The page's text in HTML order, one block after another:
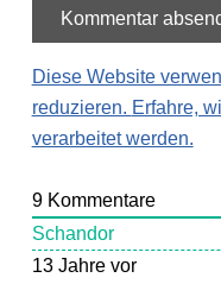
Diese Website
reduzieren. Erfahre,
verarbeitet werden.
9Kommentare
Schandor
13 Jahre vor